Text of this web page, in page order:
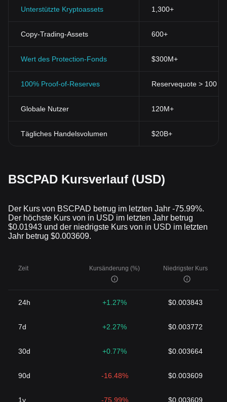
Unterstützte Kryptoassets 1,300+
Copy-Trading-Assets 600+
Wert des Protection-Fonds $300M+
100% Proof-of-Reserves Reservequote > 100
Globale Nutzer 120M+
Tägliches Handelsvolumen $20B+
BSCPAD Kursverlauf (USD)
Der Kurs von BSCPAD betrug im letzten Jahr -75.99%.
Der höchste Kurs von in USD im letzten Jahr betrug
$0.01943 und der niedrigste Kurs von in USD im letzten
Jahr betrug $0.003609.
Zeit Kursänderung (%) Niedrigster Kurs
24h +1.27% $0.003843
7d +2.27% $0.003772
30d +0.77% $0.003664
90d -16.48% $0.003609
1y -75.99% $0.003609